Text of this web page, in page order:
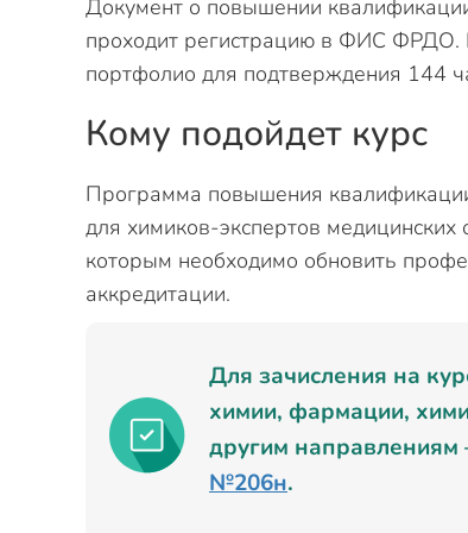
Документ о повышении квалификации
проходит регистрацию в ФИС ФРДО.
портфолио для подтверждения 144
Кому подойдет курс
Программа повышения
для химиков-экспертов медицинских
которым необходимо обновить
аккредитации.
Для зачисления на
химии, фармации,
другим
№206н.